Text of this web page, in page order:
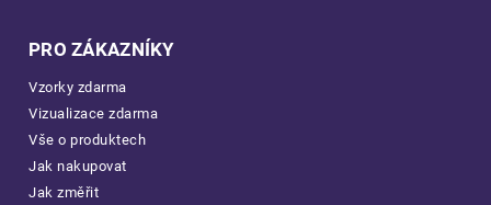
PRO ZÁKAZNÍKY
Vzorky zdarma
Vizualizace zdarma
Vše o produktech
Jak nakupovat
Jak změřit